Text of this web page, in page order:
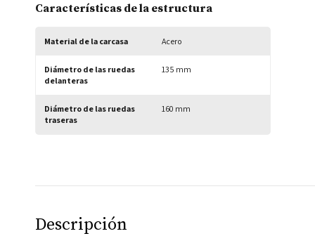
Características de la estructura
Material de la carcasa Acero
Diámetro de las ruedas
delanteras
135 mm
Diámetro de las ruedas
traseras
160 mm
Descripción